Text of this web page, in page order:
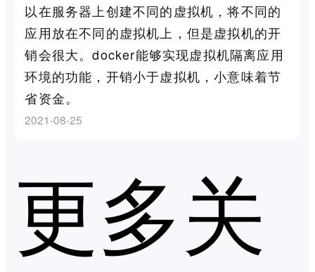
以在服务器上创建不同的虚拟机，将不同的
应用放在不同的虚拟机上，但是虚拟机的开
销会很大。docker能够实现虚拟机隔离应用
环境的功能，开销小于虚拟机，小意味着节
省资金。
2021-08-25
更多关